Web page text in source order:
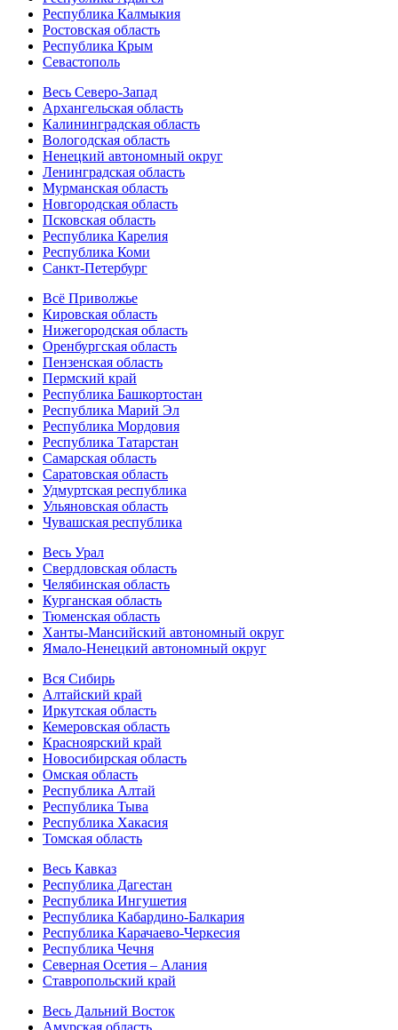
Республика Калмыкия
Ростовская область
Республика Крым
Севастополь
Весь Северо-Запад
Архангельская область
Калининградская область
Вологодская область
Ненецкий автономный округ
Ленинградская область
Мурманская область
Новгородская область
Псковская область
Республика Карелия
Республика Коми
Санкт-Петербург
Всё Приволжье
Кировская область
Нижегородская область
Оренбургская область
Пензенская область
Пермский край
Республика Башкортостан
Республика Марий Эл
Республика Мордовия
Республика Татарстан
Самарская область
Саратовская область
Удмуртская республика
Ульяновская область
Чувашская республика
Весь Урал
Свердловская область
Челябинская область
Курганская область
Тюменская область
Ханты-Мансийский автономный округ
Ямало-Ненецкий автономный округ
Вся Сибирь
Алтайский край
Иркутская область
Кемеровская область
Красноярский край
Новосибирская область
Омская область
Республика Алтай
Республика Тыва
Республика Хакасия
Томская область
Весь Кавказ
Республика Дагестан
Республика Ингушетия
Республика Кабардино-Балкария
Республика Карачаево-Черкесия
Республика Чечня
Северная Осетия – Алания
Ставропольский край
Весь Дальний Восток
Амурская область